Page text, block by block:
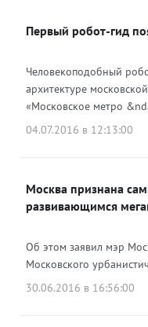
Одноклассники
Первый робот-гид
Человекоподобный
архитектуре
«Московское метро
04.07.2016 в 12:13:00
Москва признана
развивающимся
Об этом заявил мэр
Московского
30.06.2016 в 16:56:00